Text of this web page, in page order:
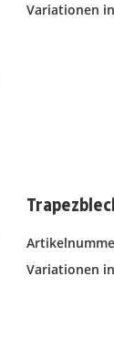
Variationen
Variationen